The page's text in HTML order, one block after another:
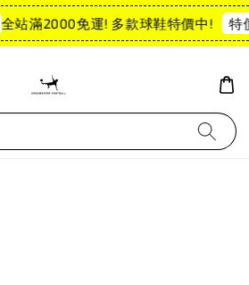
全站滿2000免運! 多款球鞋特價中! 特